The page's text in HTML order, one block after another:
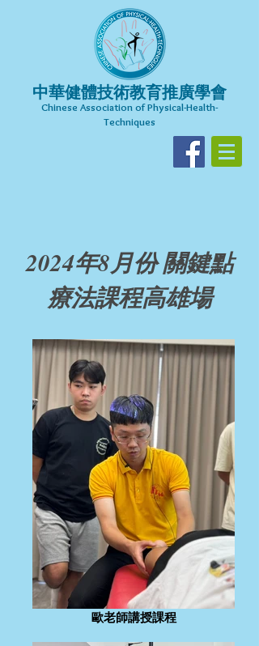
中華健體技術教育推廣學會
Chinese Association of Physical-Health-
Techniques​
2024年8月份 關鍵點
療法課程高雄場
歐老師講授課程